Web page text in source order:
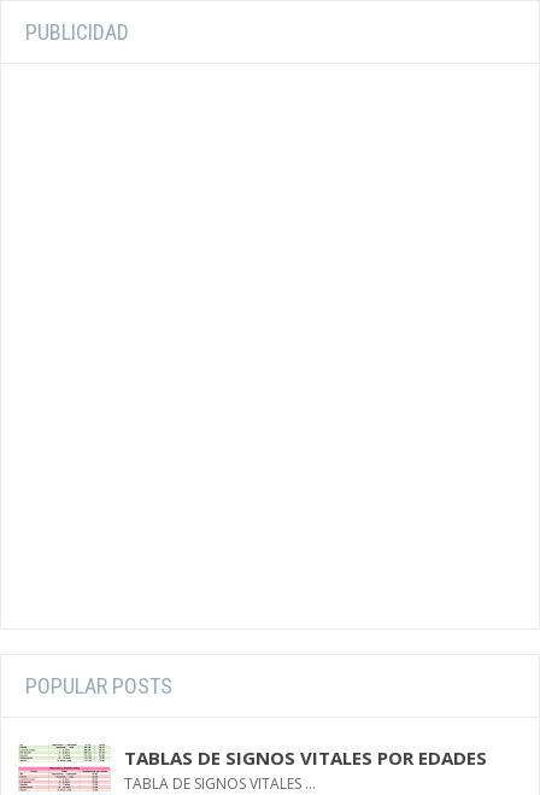
PUBLICIDAD
POPULAR POSTS
TABLAS DE SIGNOS VITALES POR EDADES
TABLA DE SIGNOS VITALES ...